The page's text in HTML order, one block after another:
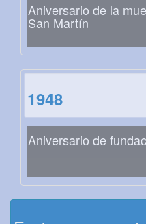
Aniversario de la
San Martín
1948
Aniversario de